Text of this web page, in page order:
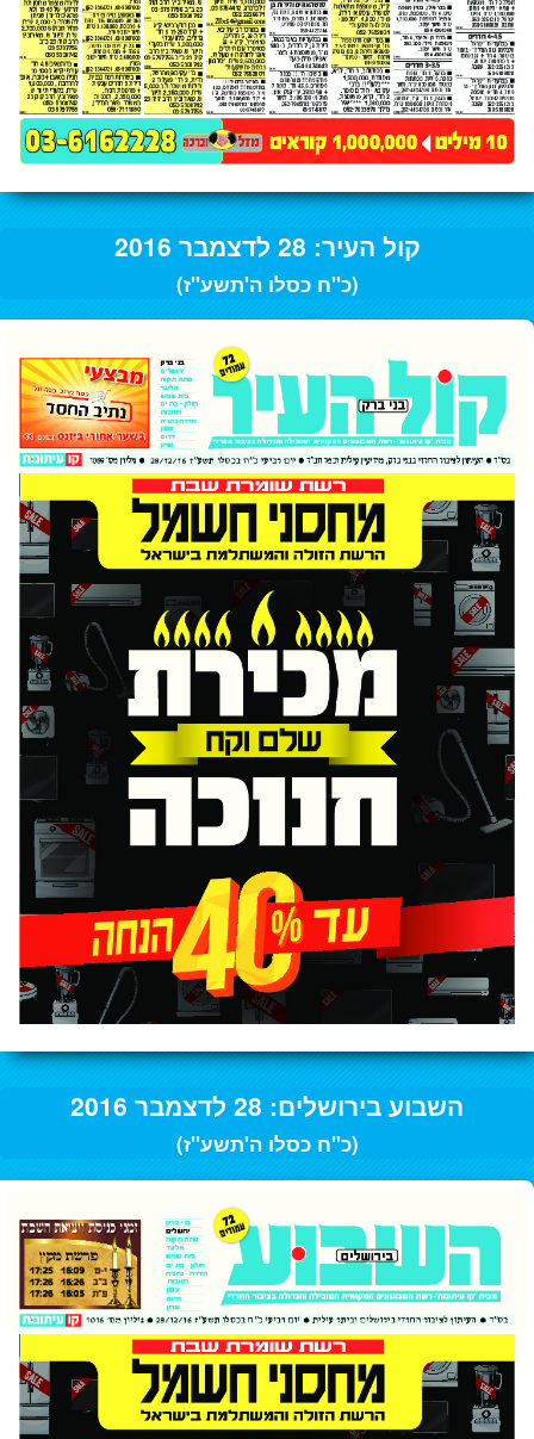
קול העיר: 28 לדצמבר 2016
(כ"ח כסלו ה'תשע"ז)
השבוע בירושלים: 28 לדצמבר 2016
(כ"ח כסלו ה'תשע"ז)